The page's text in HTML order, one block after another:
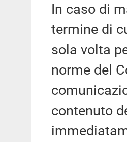
In caso di
termine di
sola volta
norme del
contenuto